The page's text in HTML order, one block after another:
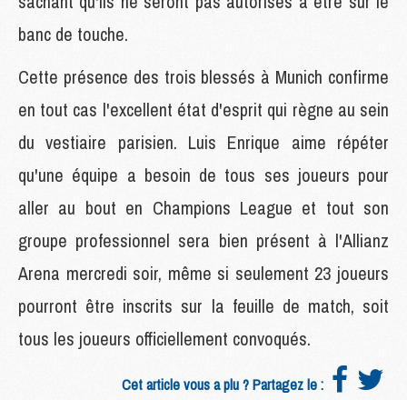
banc de touche.
Cette présence des trois blessés à Munich confirme
en tout cas l'excellent état d'esprit qui règne au sein
du vestiaire parisien. Luis Enrique aime répéter
qu'une équipe a besoin de tous ses joueurs pour
aller au bout en Champions League et tout son
groupe professionnel sera bien présent à l'Allianz
Arena mercredi soir, même si seulement 23 joueurs
pourront être inscrits sur la feuille de match, soit
tous les joueurs officiellement convoqués.
Cet article vous a plu ? Partagez le :